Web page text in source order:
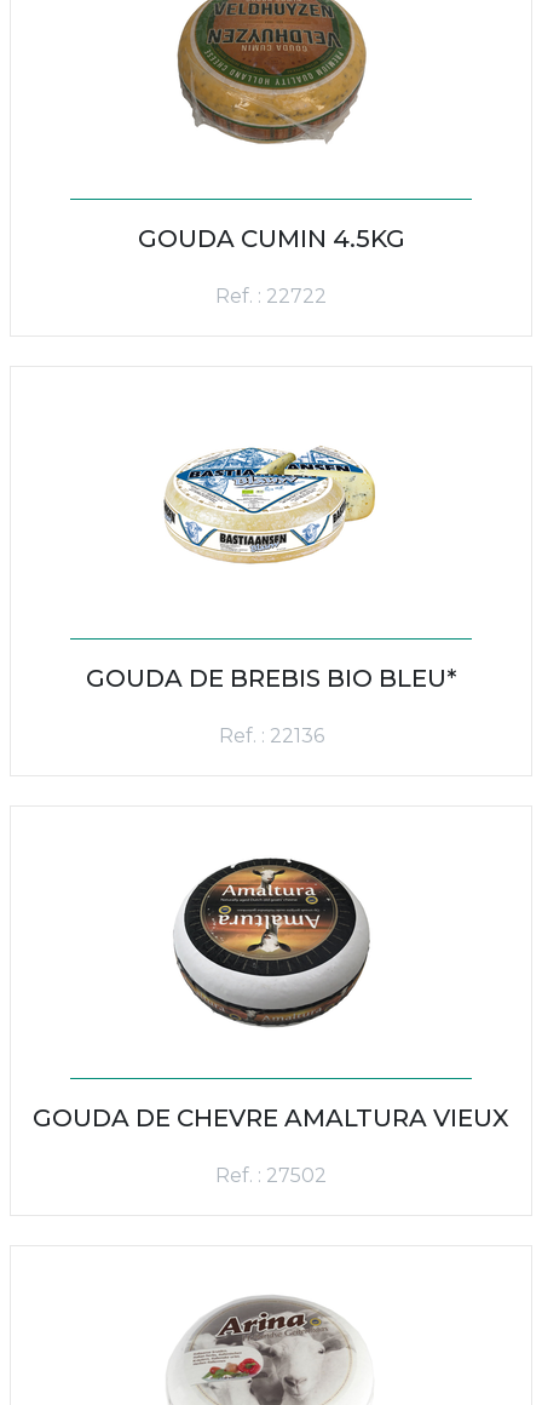
GOUDA CUMIN 4.5KG
Ref. : 22722
GOUDA DE BREBIS BIO BLEU*
Ref. : 22136
GOUDA DE CHEVRE AMALTURA VIEUX
Ref. : 27502